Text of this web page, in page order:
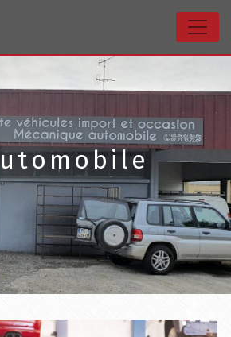
cookies